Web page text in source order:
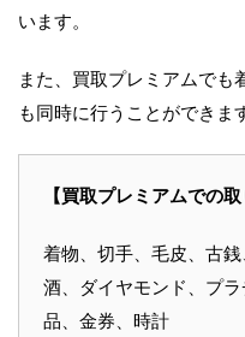
います。
また、買取プレミアムでも
も同時に行うことができま
【買取プレミアムでの取
着物、切手、毛皮、古
酒、ダイヤモンド、プ
品、金券、時計